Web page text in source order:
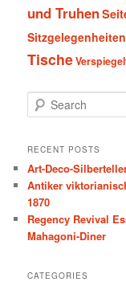
und Truhen
Tische
e
r
h
RECENT POSTS
Art-Deco-
Antiker
1870
Regency Revival
Mahagoni-Diner
CATEGORIES